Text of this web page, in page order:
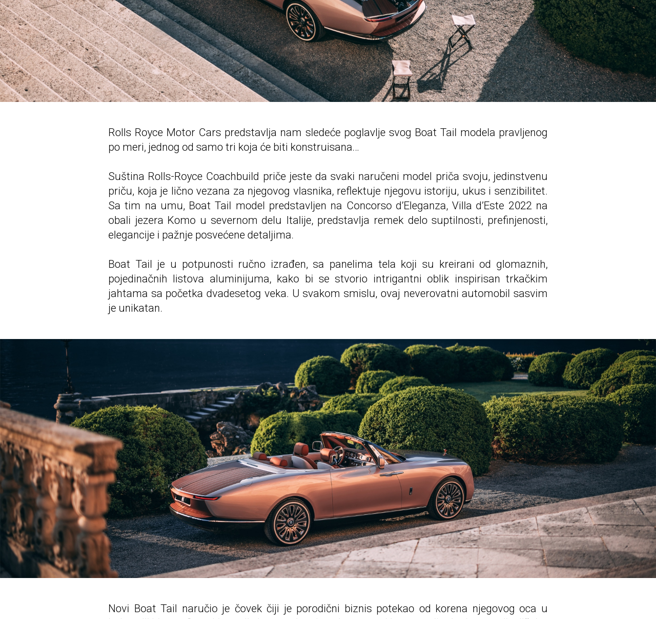
Rolls Royce Motor Cars predstavlja nam sledeće poglavlje svog Boat Tail modela pravljenog
po meri, jednog od samo tri koja će biti konstruisana…
Suština Rolls-Royce Coachbuild priče jeste da svaki naručeni model priča svoju, jedinstvenu
priču, koja je lično vezana za njegovog vlasnika, reflektuje njegovu istoriju, ukus i senzibilitet.
Sa tim na umu, Boat Tail model predstavljen na Concorso d’Eleganza, Villa d’Este 2022 na
obali jezera Komo u severnom delu Italije, predstavlja remek delo suptilnosti, prefinjenosti,
elegancije i pažnje posvećene detaljima.
Boat Tail je u potpunosti ručno izrađen, sa panelima tela koji su kreirani od glomaznih,
pojedinačnih listova aluminijuma, kako bi se stvorio intrigantni oblik inspirisan trkačkim
jahtama sa početka dvadesetog veka. U svakom smislu, ovaj neverovatni automobil sasvim
je unikatan.
Novi Boat Tail naručio je čovek čiji je porodični biznis potekao od korena njegovog oca u